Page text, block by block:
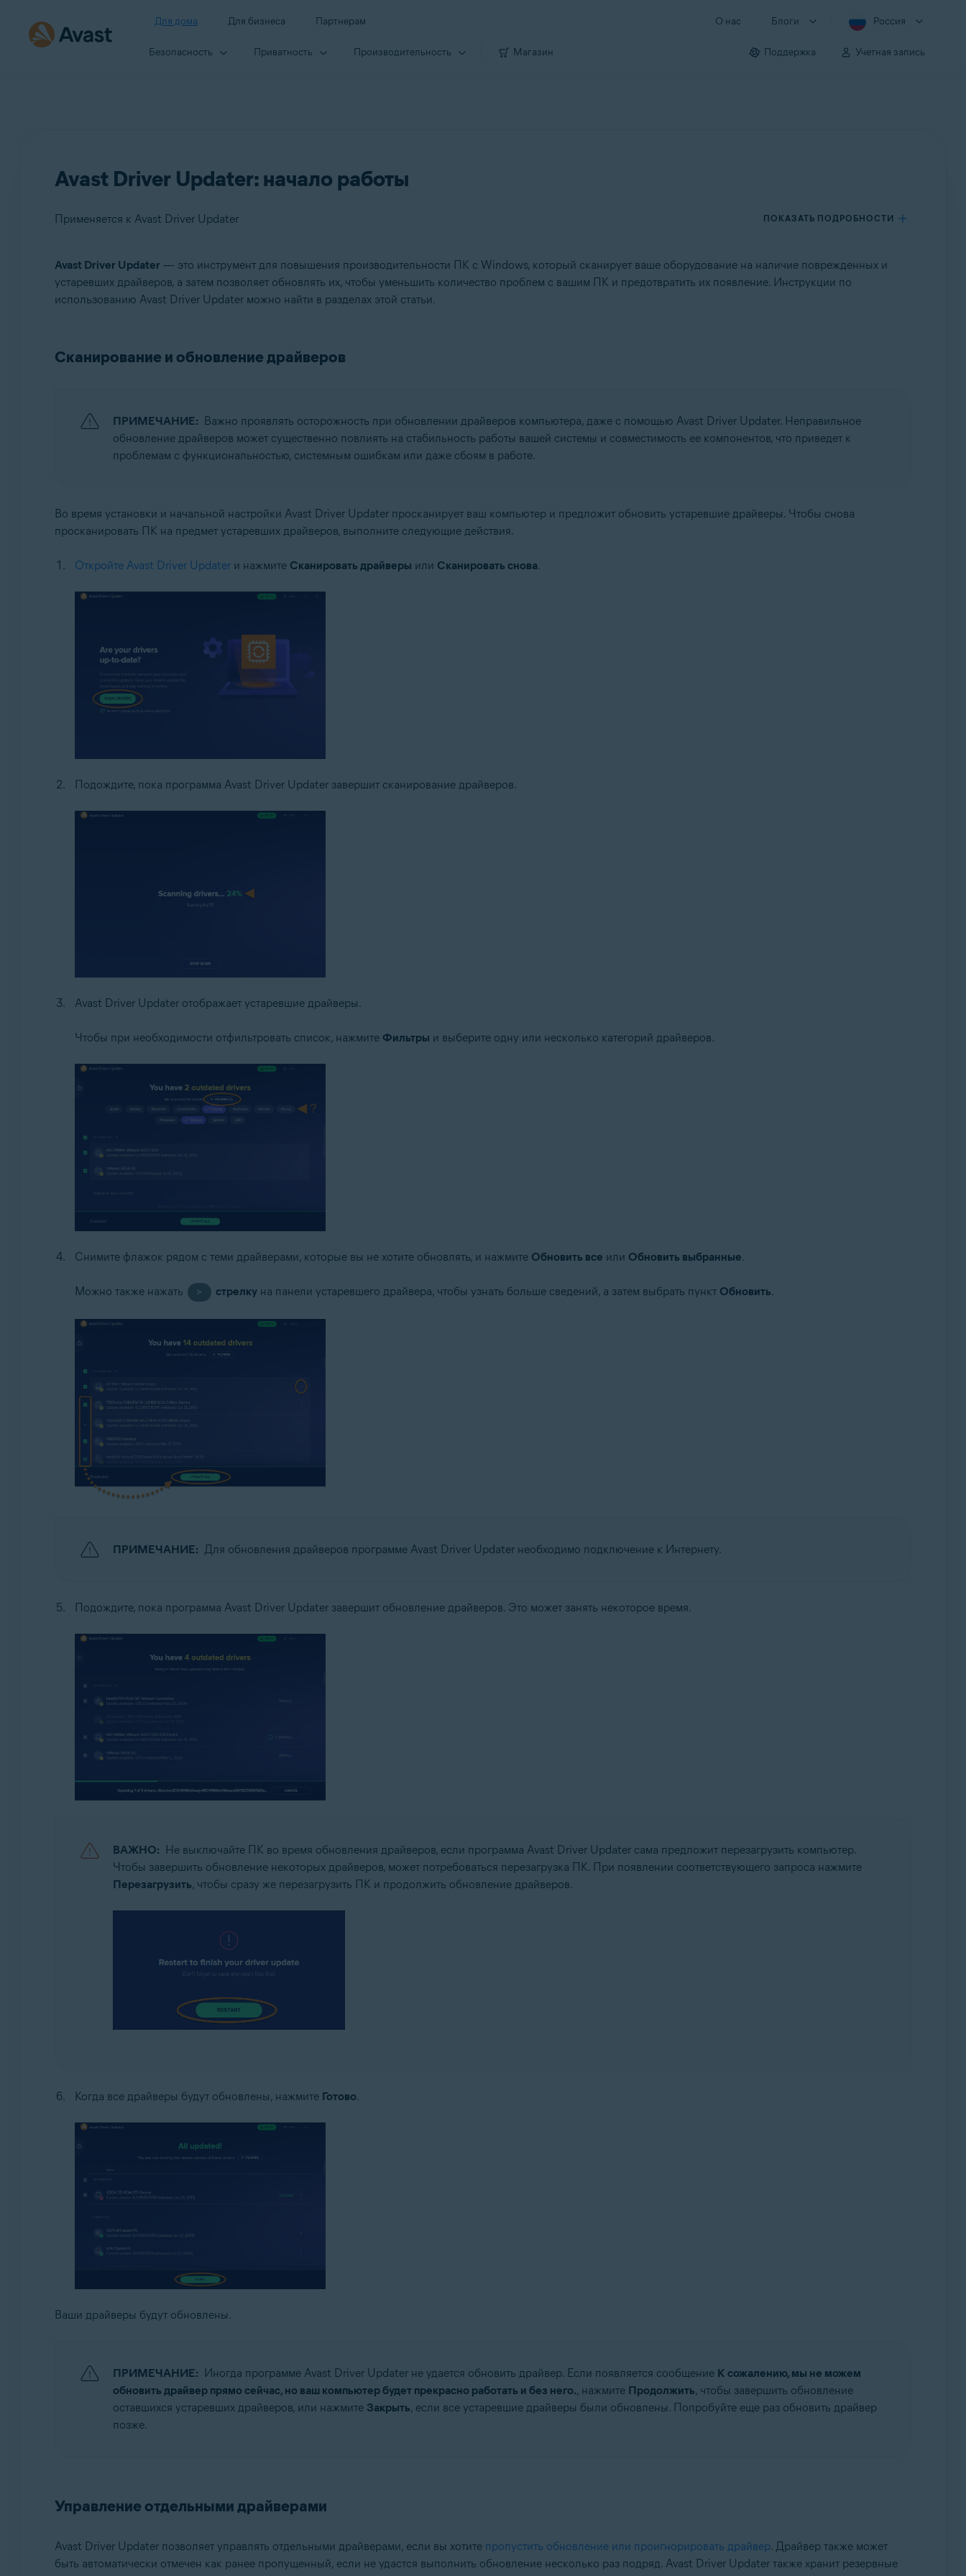
Для дома Для бизнеса Партнерам О нас Блоги Россия
Безопасность Приватность Производи­тельность Магазин Поддержка Учетная запись
Avast Driver Updater: начало работы
Применяется к Avast Driver Updater ПОКАЗАТЬ ПОДРОБНОСТИ
Avast Driver Updater
Windows
Avast Driver Updater — это инструмент для повышения производительности ПК с Windows, который сканирует ваше оборудование на наличие поврежденных и
устаревших драйверов, а затем позволяет обновлять их, чтобы уменьшить количество проблем с вашим ПК и предотвратить их появление. Инструкции по
использованию Avast Driver Updater можно найти в разделах этой статьи.
Сканирование и обновление драйверов
ПРИМЕЧАНИЕ: Важно проявлять осторожность при обновлении драйверов компьютера, даже с помощью Avast Driver Updater. Неправильное
обновление драйверов может существенно повлиять на стабильность работы вашей системы и совместимость ее компонентов, что приведет к
проблемам с функциональностью, системным ошибкам или даже сбоям в работе.
Во время установки и начальной настройки Avast Driver Updater просканирует ваш компьютер и предложит обновить устаревшие драйверы. Чтобы снова
просканировать ПК на предмет устаревших драйверов, выполните следующие действия.
Откройте Avast Driver Updaterи нажмите Сканировать драйверы или Сканировать снова.
Подождите, пока программа Avast Driver Updater завершит сканирование драйверов.
Avast Driver Updater отображает устаревшие драйверы.
Чтобы при необходимости отфильтровать список, нажмите Фильтры и выберите одну или несколько категорий драйверов.
Снимите флажок рядом с теми драйверами, которые вы не хотите обновлять, и нажмите Обновить все или Обновить выбранные.
Можно также нажать > стрелку на панели устаревшего драйвера, чтобы узнать больше сведений, а затем выбрать пункт Обновить.
ПРИМЕЧАНИЕ: Для обновления драйверов программе Avast Driver Updater необходимо подключение к Интернету.
Подождите, пока программа Avast Driver Updater завершит обновление драйверов. Это может занять некоторое время.
ВАЖНО:
Не выключайте ПК во время обновления драйверов, если программа Avast Driver Updater сама предложит перезагрузить компьютер.
Чтобы завершить обновление некоторых драйверов, может потребоваться перезагрузка ПК. При появлении соответствующего запроса нажмите
Перезагрузить, чтобы сразу же перезагрузить ПК и продолжить обновление драйверов.
Когда все драйверы будут обновлены, нажмите Готово.
Ваши драйверы будут обновлены.
ПРИМЕЧАНИЕ: Иногда программе Avast Driver Updater не удается обновить драйвер. Если появляется сообщение К сожалению, мы не можем
обновить драйвер прямо сейчас, но ваш компьютер будет прекрасно работать и без него., нажмите Продолжить, чтобы завершить обновление
оставшихся устаревших драйверов, или нажмите Закрыть, если все устаревшие драйверы были обновлены. Попробуйте еще раз обновить драйвер
позже.
Управление отдельными драйверами
Avast Driver Updater позволяет управлять отдельными драйверами, если вы хотите пропустить обновление или проигнорировать драйвер. Драйвер также может
быть автоматически отмечен как ранее пропущенный, если не удастся выполнить обновление несколько раз подряд. Avast Driver Updater также хранит резервные